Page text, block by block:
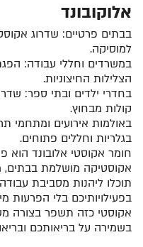
אלוקובונד
בבתים פרטיים: שדרוג
למוסיקה.
במשרדים וחללי עבודה:
הצלילות החיצוניות.
בחדרי ילדים ובתי ספר:
קולות מבחוץ.
באולמות אירועים ומתחמי
בגלריות וחללים פתוחים.
חומר אקוסטי אלובונד הוא
אקוסטיקה מושלמת בבתים,
תוכלו ליהנות מסביבת
בפעילויותיכם בלי הפרעות
אקוסטי כזה תשפר בצורה
בשמירה על בריאותכם